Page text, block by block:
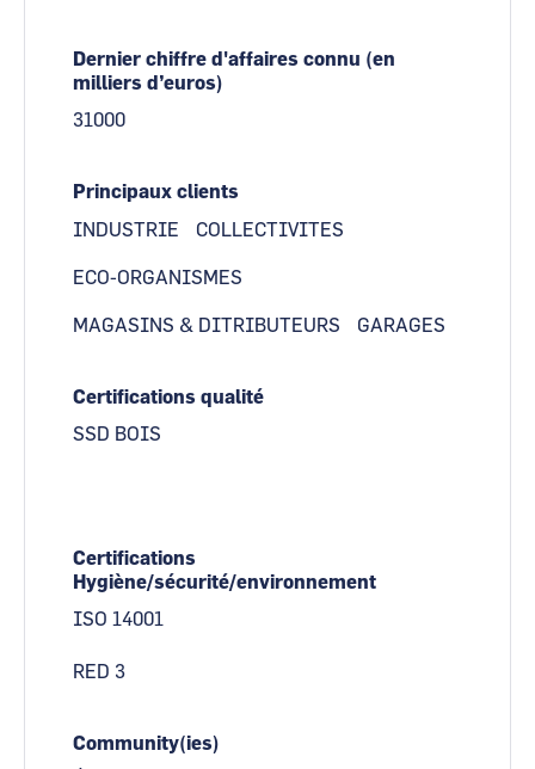
Dernier chiffre d'affaires connu (en
milliers d’euros)
31000
Principaux clients
INDUSTRIE
COLLECTIVITES
ECO-ORGANISMES
MAGASINS & DITRIBUTEURS GARAGES
Certifications qualité
SSD BOIS
Certifications
Hygiène/sécurité/environnement
ISO 14001
RED 3
Community(ies)